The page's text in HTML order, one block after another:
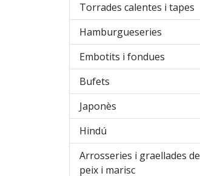
Torrades calentes i tapes
Hamburgueseries
Embotits i fondues
Bufets
Japonès
Hindú
Arrosseries i graellades de
peix i marisc